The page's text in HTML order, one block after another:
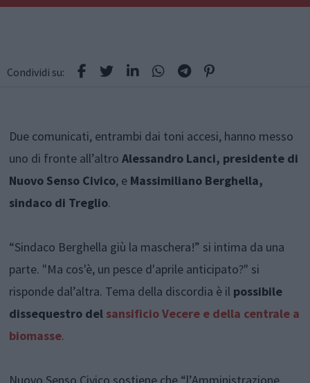
Condividi su:
Due comunicati, entrambi dai toni accesi, hanno messo
uno di fronte all’altroAlessandro Lanci, presidente di
Nuovo Senso Civico, e Massimiliano Berghella,
sindaco di Treglio.
“Sindaco Berghella giù la maschera!” si intima da una
parte. "Ma cos'è, un pesce d'aprile anticipato?" si
risponde dal’altra. Tema della discordia è il possibile
dissequestro del sansificio Vecere e della centrale a
biomasse.
Nuovo Senso Civico sostiene che “l’Amministrazione